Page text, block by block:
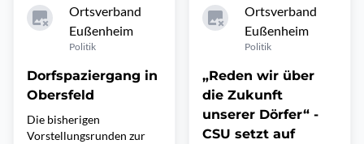
Ortsverband
Eußenheim
Politik
Dorfspaziergang in
Obersfeld
Die bisherigen
Vorstellungsrunden zur
Ortsverband
Eußenheim
Politik
„Reden wir über
die Zukunft
unserer Dörfer“ -
CSU setzt auf